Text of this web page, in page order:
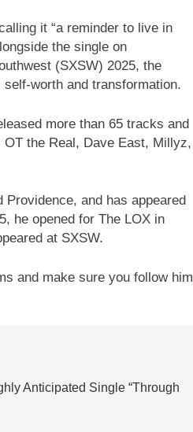
it “a reminder to live in
the single on
(SXSW) 2025, the
worth and transformation.
more than 65 tracks and
the Real, Dave East, Millyz,
and has appeared
he opened for The LOX in
at SXSW.
and make sure you follow him
Anticipated Single “Through